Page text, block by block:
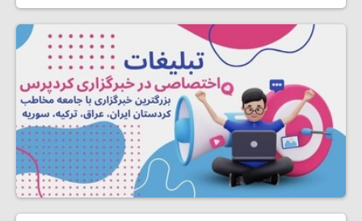
عملیات گسترده علیه شبکه اعطای تابعیت ترکیه؛ املاک زیادی مصادره شدند